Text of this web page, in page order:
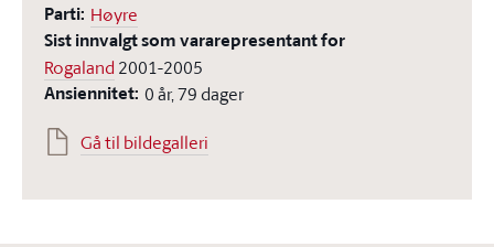
Parti: Høyre
Sist innvalgt som vararepresentant for
Rogaland 2001-2005
Ansiennitet: 0 år, 79 dager
Gå til bildegalleri